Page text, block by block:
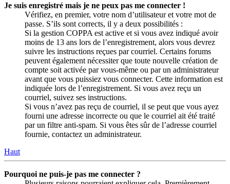
Je suis enregistré mais je ne peux pas me connecter !
Vérifiez, en premier, votre nom d’utilisateur et votre mot de
passe. S’ils sont corrects, il y a deux possibilités :
Si la gestion COPPA est active et si vous avez indiqué avoir
moins de 13 ans lors de l’enregistrement, alors vous devrez
suivre les instructions reçues par courriel. Certains forums
peuvent également nécessiter que toute nouvelle création de
compte soit activée par vous-même ou par un administrateur
avant que vous puissiez vous connecter. Cette information est
indiquée lors de l’enregistrement. Si vous avez reçu un
courriel, suivez ses instructions.
Si vous n’avez pas reçu de courriel, il se peut que vous ayez
fourni une adresse incorrecte ou que le courriel ait été traité
par un filtre anti-spam. Si vous êtes sûr de l’adresse courriel
fournie, contactez un administrateur.
Haut
Pourquoi ne puis-je pas me connecter ?